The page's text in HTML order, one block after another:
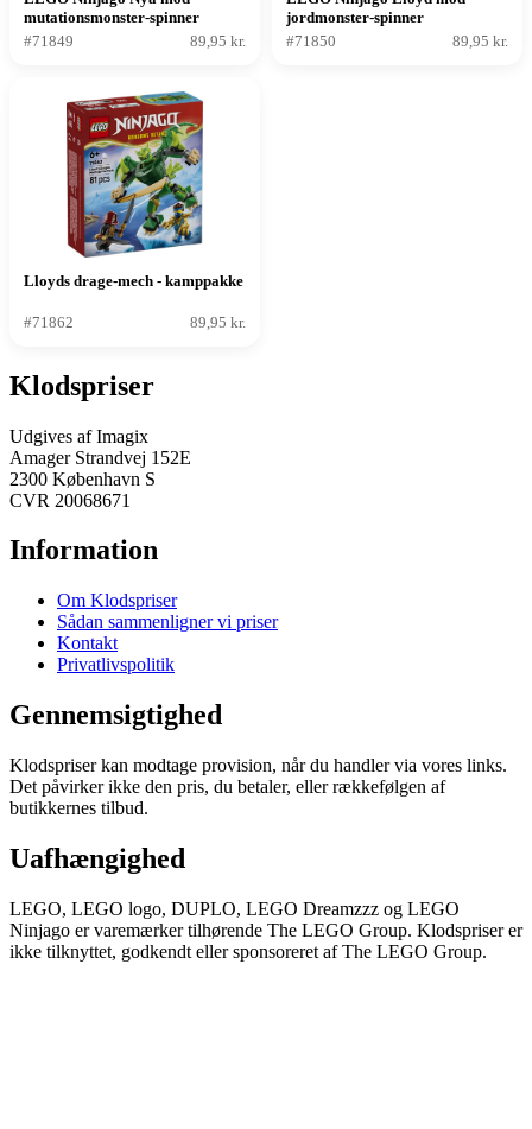
mutationsmonster-spinner
#71849
89,95 kr.
jordmonster-spinner
#71850
89,95 kr.
Lloyds drage-mech - kamppakke
#71862 89,95 kr.
Klodspriser
Udgives af Imagix
Amager Strandvej 152E
2300 København S
CVR 20068671
Information
Om Klodspriser
Sådan sammenligner vi priser
Kontakt
Privatlivspolitik
Gennemsigtighed
Klodspriser kan modtage provision, når du handler via vores links.
Det påvirker ikke den pris, du betaler, eller rækkefølgen af
butikkernes tilbud.
Uafhængighed
LEGO, LEGO logo, DUPLO, LEGO Dreamzzz og LEGO
Ninjago er varemærker tilhørende The LEGO Group. Klodspriser er
ikke tilknyttet, godkendt eller sponsoreret af The LEGO Group.